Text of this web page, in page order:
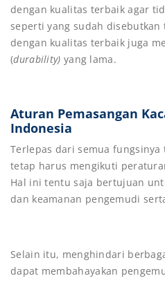
dengan kualitas terbaik agar
seperti yang sudah
dengan kualitas terbaik juga
(durability) yang lama.
Aturan Pemasangan
Indonesia
Terlepas dari semua
tetap harus mengikuti
Hal ini tentu saja bertujuan
dan keamanan pengemudi
Selain itu, menghindari
dapat membahayakan